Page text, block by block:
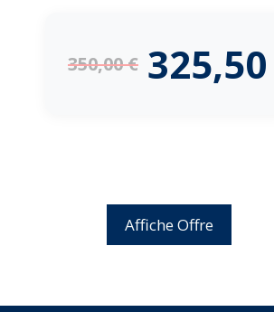
350,00€ 325,50
Affiche Offre